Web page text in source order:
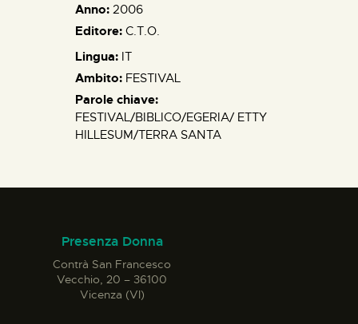
Anno: 2006
Editore: C.T.O.
Lingua: IT
Ambito: FESTIVAL
Parole chiave:
FESTIVAL/BIBLICO/EGERIA/ ETTY
HILLESUM/TERRA SANTA
Presenza Donna
Contrà San Francesco
Vecchio, 20 – 36100
Vicenza (VI)